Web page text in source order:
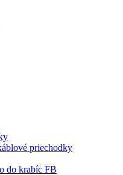
priechodky
do krabíc FB